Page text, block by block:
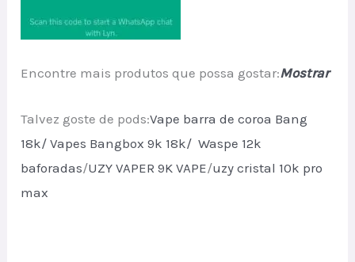
Encontre mais produtos que possa gostar:Mostrar
Talvez goste de pods:Vape barra de coroa Bang
18k/Vapes Bangbox 9k 18k/ Waspe 12k
baforadas/UZY VAPER 9K VAPE/uzy cristal 10k pro
max